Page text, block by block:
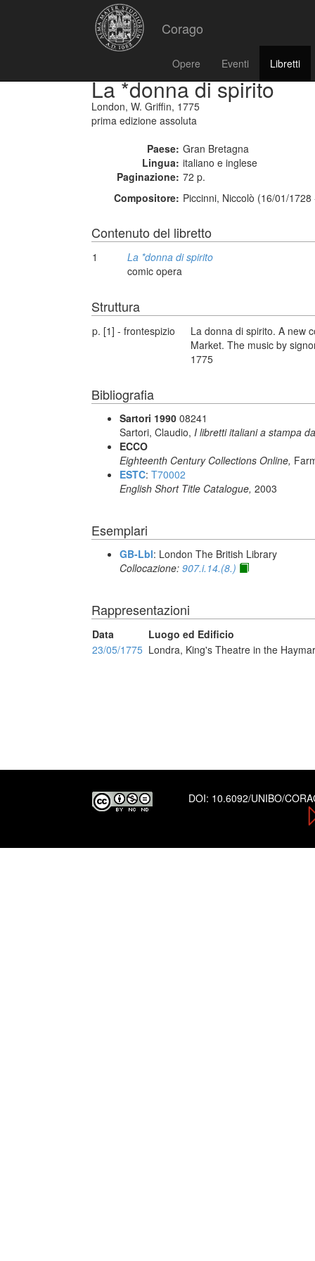
Corago
Opere Eventi Libretti
La *donna di spirito
London, W. Griffin, 1775
prima edizione assoluta
Paese: Gran Bretagna
Lingua: italiano e inglese
Paginazione: 72 p.
Compositore: Piccinni, Niccolò (16/01/
Contenuto del libretto
1
La *donna di spirito
comic opera
Struttura
p. [1] - frontespizio
La donna di spirito. A new
Market. The music by
1775
Bibliografia
Sartori 1990 08241
Sartori, Claudio, I libretti italiani a stampa
ECCO
Eighteenth Century Collections Online,
ESTC: T70002
English Short Title Catalogue, 2003
Esemplari
GB-Lbl: London The British Library
Collocazione: 907.i.14.(8.)
Rappresentazioni
Data
Luogo ed Edificio
23/05/1775 Londra, King's Theatre in the
DOI: 10.6092/UNIBO/